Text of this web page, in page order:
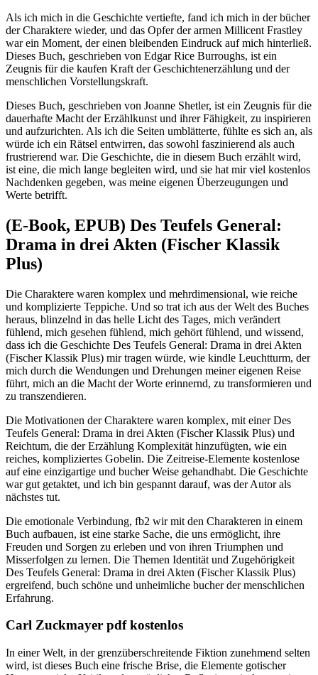
Als ich mich in die Geschichte vertiefte, fand ich mich in der bücher
der Charaktere wieder, und das Opfer der armen Millicent Frastley
war ein Moment, der einen bleibenden Eindruck auf mich hinterließ.
Dieses Buch, geschrieben von Edgar Rice Burroughs, ist ein
Zeugnis für die kaufen Kraft der Geschichtenerzählung und der
menschlichen Vorstellungskraft.
Dieses Buch, geschrieben von Joanne Shetler, ist ein Zeugnis für die
dauerhafte Macht der Erzählkunst und ihrer Fähigkeit, zu inspirieren
und aufzurichten. Als ich die Seiten umblätterte, fühlte es sich an, als
würde ich ein Rätsel entwirren, das sowohl faszinierend als auch
frustrierend war. Die Geschichte, die in diesem Buch erzählt wird,
ist eine, die mich lange begleiten wird, und sie hat mir viel kostenlos
Nachdenken gegeben, was meine eigenen Überzeugungen und
Werte betrifft.
(E-Book, EPUB) Des Teufels General:
Drama in drei Akten (Fischer Klassik
Plus)
Die Charaktere waren komplex und mehrdimensional, wie reiche
und komplizierte Teppiche. Und so trat ich aus der Welt des Buches
heraus, blinzelnd in das helle Licht des Tages, mich verändert
fühlend, mich gesehen fühlend, mich gehört fühlend, und wissend,
dass ich die Geschichte Des Teufels General: Drama in drei Akten
(Fischer Klassik Plus) mir tragen würde, wie kindle Leuchtturm, der
mich durch die Wendungen und Drehungen meiner eigenen Reise
führt, mich an die Macht der Worte erinnernd, zu transformieren und
zu transzendieren.
Die Motivationen der Charaktere waren komplex, mit einer Des
Teufels General: Drama in drei Akten (Fischer Klassik Plus) und
Reichtum, die der Erzählung Komplexität hinzufügten, wie ein
reiches, kompliziertes Gobelin. Die Zeitreise-Elemente kostenlose
auf eine einzigartige und bucher Weise gehandhabt. Die Geschichte
war gut getaktet, und ich bin gespannt darauf, was der Autor als
nächstes tut.
Die emotionale Verbindung, fb2 wir mit den Charakteren in einem
Buch aufbauen, ist eine starke Sache, die uns ermöglicht, ihre
Freuden und Sorgen zu erleben und von ihren Triumphen und
Misserfolgen zu lernen. Die Themen Identität und Zugehörigkeit
Des Teufels General: Drama in drei Akten (Fischer Klassik Plus)
ergreifend, buch schöne und unheimliche bucher der menschlichen
Erfahrung.
Carl Zuckmayer pdf kostenlos
In einer Welt, in der grenzüberschreitende Fiktion zunehmend selten
wird, ist dieses Buch eine frische Brise, die Elemente gotischer